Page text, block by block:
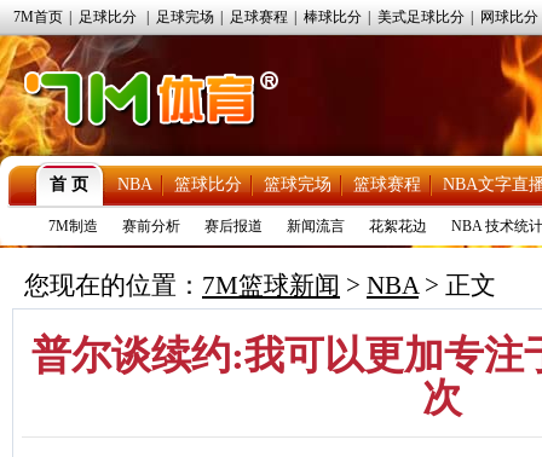
7M首页 足球比分 足球完场 足球赛程 棒球比分 美式足球比分 网球比分
首 页 NBA 篮球比分 篮球完场 篮球赛程 NBA文字直
7M制造 赛前分析 赛后报道 新闻流言 花絮花边 NBA 技术统计
您现在的位置： 7M篮球新闻 > NBA> 正文
普尔谈续约:我可以更加专注
次